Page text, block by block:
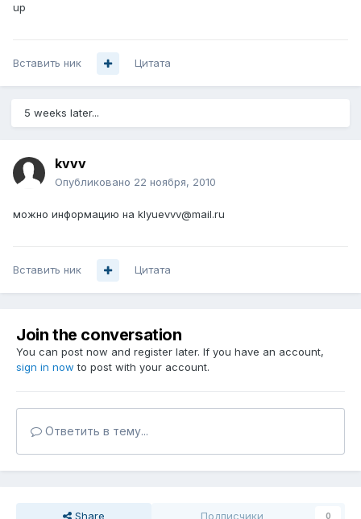
up
Вставить ник Цитата
5 weeks later...
kvvv
Опубликовано 22 ноября, 2010
можно информацию на klyuevvv@mail.ru
Вставить ник Цитата
Join the conversation
You can post now and register later. If you have an account,
sign in now to post with your account.
Ответить в тему...
Share Подписчики 0